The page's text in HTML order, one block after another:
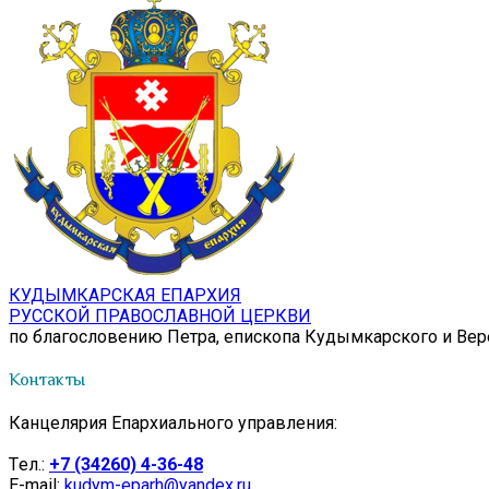
КУДЫМКАРСКАЯ ЕПАРХИЯ
РУССКОЙ ПРАВОСЛАВНОЙ ЦЕРКВИ
по благословению Петра, епископа Кудымкарского и
Контакты
Канцелярия Епархиального управления:
Tел.: +7 (34260) 4-36-48